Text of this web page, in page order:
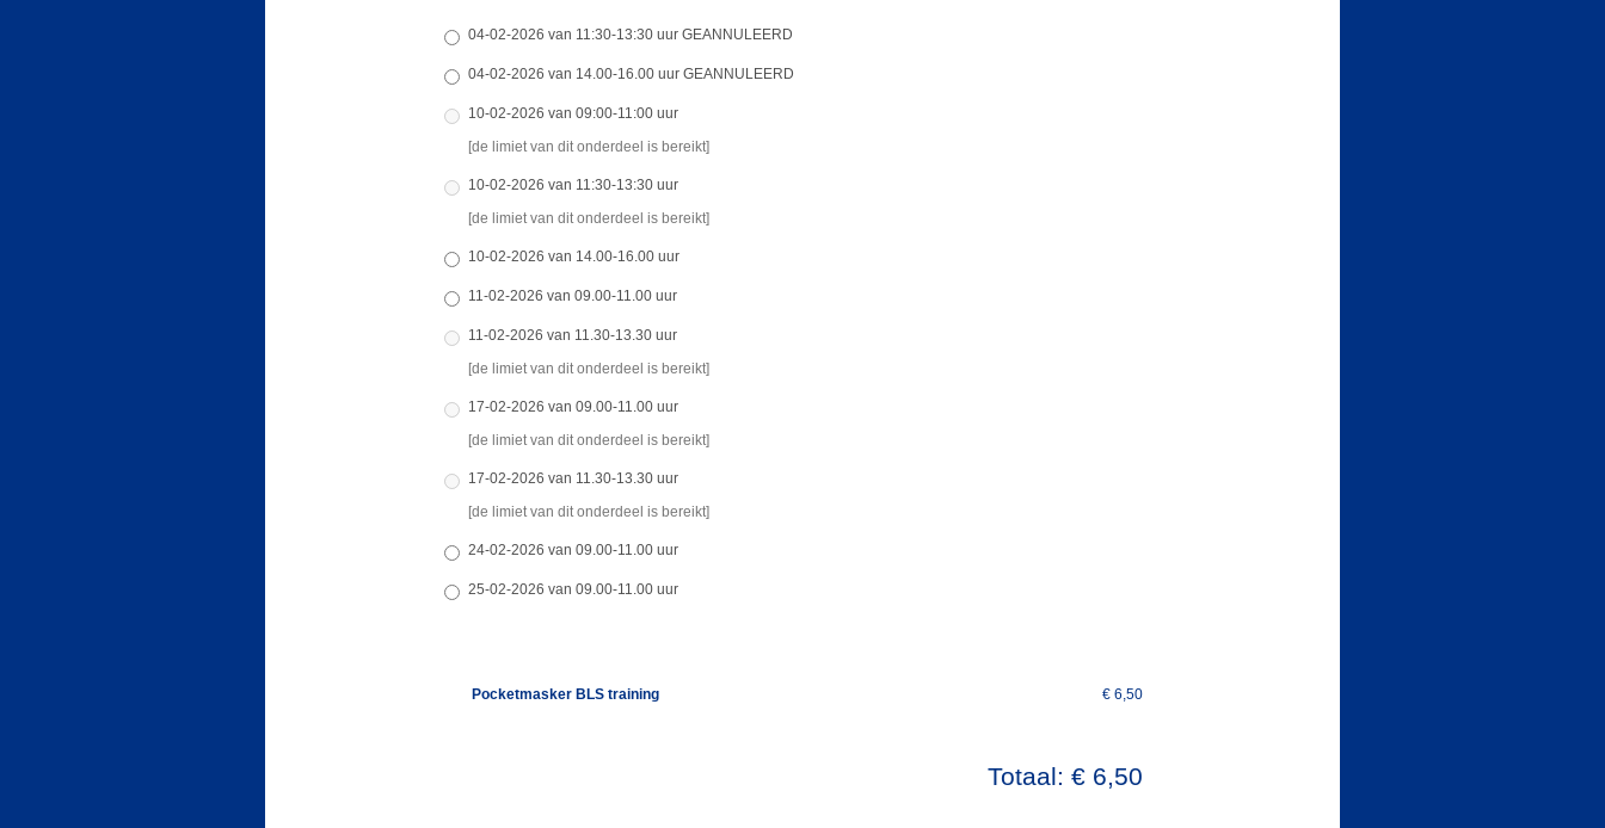
04-02-2026 van 11:30-13:30 uur GEANNULEERD
04-02-2026 van 14.00-16.00 uur GEANNULEERD
10-02-2026 van 09:00-11:00 uur
[de limiet van dit onderdeel is bereikt]
10-02-2026 van 11:30-13:30 uur
[de limiet van dit onderdeel is bereikt]
10-02-2026 van 14.00-16.00 uur
11-02-2026 van 09.00-11.00 uur
11-02-2026 van 11.30-13.30 uur
[de limiet van dit onderdeel is bereikt]
17-02-2026 van 09.00-11.00 uur
[de limiet van dit onderdeel is bereikt]
17-02-2026 van 11.30-13.30 uur
[de limiet van dit onderdeel is bereikt]
24-02-2026 van 09.00-11.00 uur
25-02-2026 van 09.00-11.00 uur
Pocketmasker BLS training € 6,50
Totaal: € 6,50